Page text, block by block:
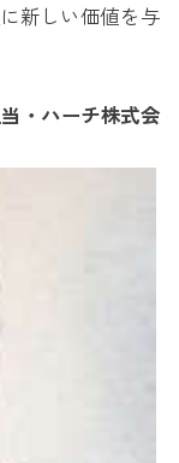
新しい価値を与
・ハーチ株式会